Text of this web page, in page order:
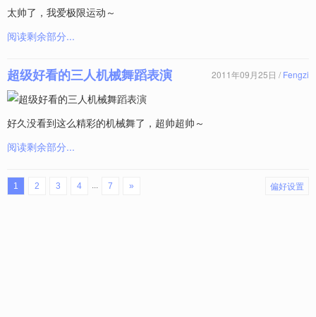
太帅了，我爱极限运动～
阅读剩余部分...
超级好看的三人机械舞蹈表演 2011年09月25日 / Fengzi
好久没看到这么精彩的机械舞了，超帅超帅～
阅读剩余部分...
1 2 3 4 ... 7 » 偏好设置